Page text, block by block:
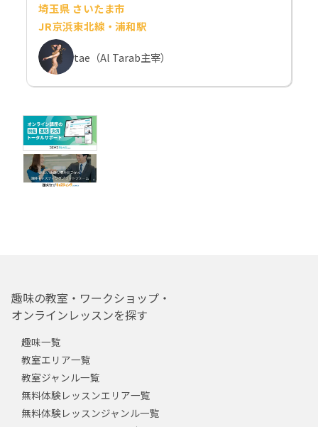
埼玉県 さいたま市
JR京浜東北線・浦和駅
tae（Al Tarab主宰）
趣味の教室・ワークショップ・
オンラインレッスンを探す
趣味一覧
教室エリア一覧
教室ジャンル一覧
無料体験レッスンエリア一覧
無料体験レッスンジャンル一覧